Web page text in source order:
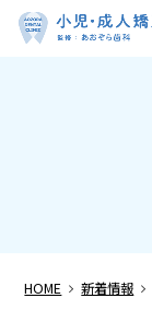
HOME 新着情報